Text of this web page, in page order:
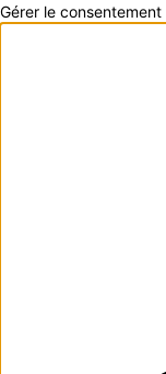
Gérer le consentement